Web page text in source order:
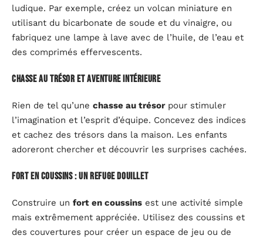
ludique. Par exemple, créez un volcan miniature en
utilisant du bicarbonate de soude et du vinaigre, ou
fabriquez une lampe à lave avec de l’huile, de l’eau et
des comprimés effervescents.
Chasse au trésor et aventure intérieure
Rien de tel qu’une chasse au trésorpour stimuler
l’imagination et l’esprit d’équipe. Concevez des indices
et cachez des trésors dans la maison. Les enfants
adoreront chercher et découvrir les surprises cachées.
Fort en coussins : un refuge douillet
Construire un fort en coussins est une activité simple
mais extrêmement appréciée. Utilisez des coussins et
des couvertures pour créer un espace de jeu ou de